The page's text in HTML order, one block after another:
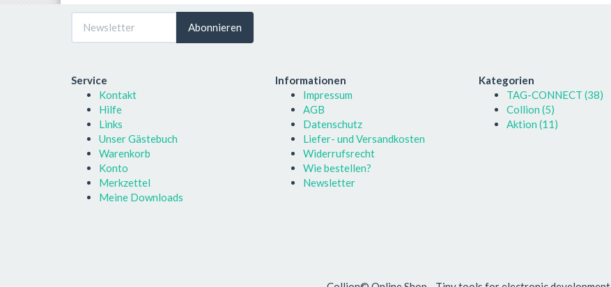
Abonnieren
Service
Kontakt
Hilfe
Links
Unser Gästebuch
Warenkorb
Konto
Merkzettel
Meine Downloads
Informationen
Impressum
AGB
Datenschutz
Liefer- und Versandkosten
Widerrufsrecht
Wie bestellen?
Newsletter
Kategorien
TAG-CONNECT (38)
Collion (5)
Aktion (11)